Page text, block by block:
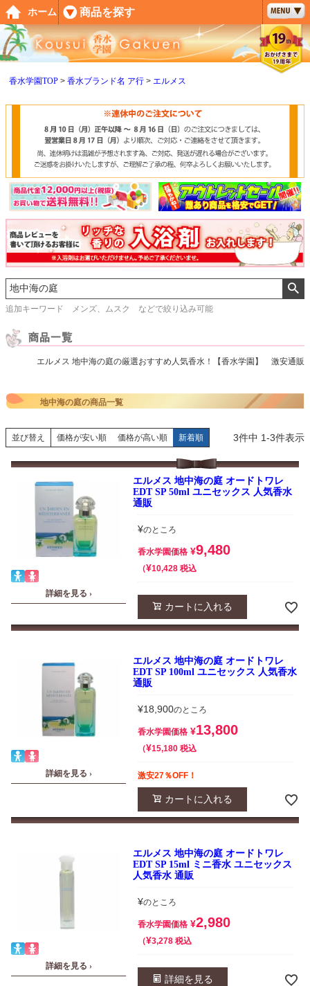
香水学園TOP 香水ブランド名 ア行 エルメス
追加キーワード メンズ、ムスク などで絞り込み可能
エルメス 地中海の庭の厳選おすすめ人気香水！【香水学園】 激安通販
地中海の庭の商品一覧
並び替え 価格が安い順 価格が高い順 新着順 3件中 1-3件表示
詳細を見る ›
エルメス 地中海の庭 オードトワレ
EDT SP 50ml ユニセックス 人気香水
通販
¥のところ
香水学園価格 ¥9,480
¥10,428 税込
カートに入れる
詳細を見る ›
エルメス 地中海の庭 オードトワレ
EDT SP 100ml ユニセックス 人気香水
通販
¥18,900のところ
香水学園価格 ¥13,800
¥15,180 税込
激安27％OFF！
カートに入れる
詳細を見る ›
エルメス 地中海の庭 オードトワレ
EDT SP 15ml ミニ香水 ユニセックス
人気香水 通販
¥のところ
香水学園価格 ¥2,980
¥3,278 税込
詳細を見る
ペー
ジト
ップ
へ
ホーム 商品を探す